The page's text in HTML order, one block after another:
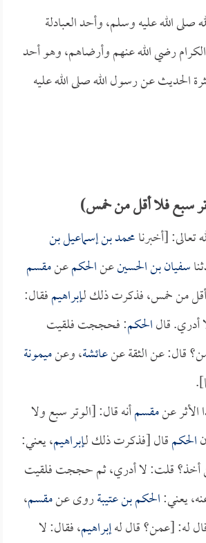
الله عليه وسلم، وأحد العبادلة
رضي الله عنهم وأرضاهم، وهو أحد
الحديث عن رسول الله صلى الله عليه
سبع فلا أقل من خمس)
تعالى: [أخبرنامحمد بن إسماعيل بن
سفيان بن الحسينعنالحكمعنمقسم
من خمس، فذكرت ذلك لـإبراهيمفقال:
قالالحكم: فحججت فلقيت
قال: عن الثقة عنعائشة، وعنميمونة
الأثر عنمقسمأنه قال: [الوتر سبع ولا
الحكمقال [فذكرت ذلك لـإبراهيم، يعني:
أخذ؟ قلت: لا أدري، ثم حججت فلقيت
يعني:الحكم بن عتيبةروى عنمقسم،
له: [عمن؟ قال لهإبراهيم، فقال: لا